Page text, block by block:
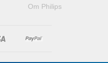
Om Philips